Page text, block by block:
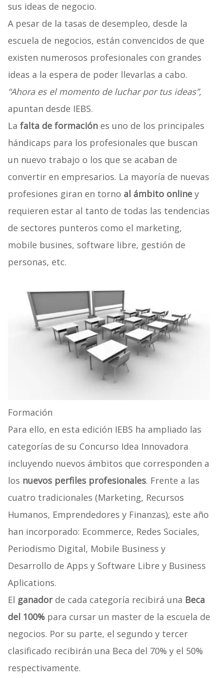
sus ideas de negocio.
A pesar de la tasas de desempleo, desde la
escuela de negocios, están convencidos de que
existen numerosos profesionales con grandes
ideas a la espera de poder llevarlas a cabo.
“Ahora es el momento de luchar por tus ideas”,
apuntan desde IEBS.
La falta de formaciónes uno de los principales
hándicaps para los profesionales que buscan
un nuevo trabajo o los que se acaban de
convertir en empresarios. La mayoría de nuevas
profesiones giran en torno al ámbito onliney
requieren estar al tanto de todas las tendencias
de sectores punteros como el marketing,
mobile busines, software libre, gestión de
personas, etc.
Formación
Para ello, en esta edición IEBS ha ampliado las
categorías de su Concurso Idea Innovadora
incluyendo nuevos ámbitos que corresponden a
los nuevos perfiles profesionales. Frente a las
cuatro tradicionales (Marketing, Recursos
Humanos, Emprendedores y Finanzas), este año
han incorporado: Ecommerce, Redes Sociales,
Periodismo Digital, Mobile Business y
Desarrollo de Apps y Software Libre y Business
Aplications.
El ganadorde cada categoría recibirá una Beca
del 100% para cursar un master de la escuela de
negocios. Por su parte, el segundo y tercer
clasificado recibirán una Beca del 70% y el 50%
respectivamente.